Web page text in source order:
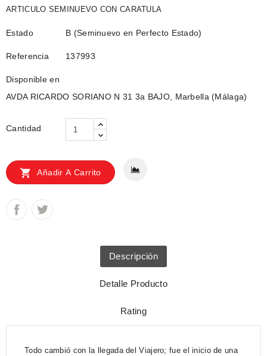
ARTICULO SEMINUEVO CON CARATULA
Estado B (Seminuevo en Perfecto Estado)
Referencia 137993
Disponible en
AVDA RICARDO SORIANO N 31 3a BAJO, Marbella (Málaga)
Cantidad
 Añadir A Carrito
Descripción
Detalle Producto
Rating
Todo cambió con la llegada del Viajero; fue el inicio de una